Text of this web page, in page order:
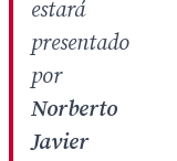
estará
presentado
por
Norberto
Javier